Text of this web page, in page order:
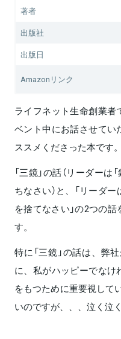
著者
出版社
出版日
Amazonリンク
ライフネット生命創業者
ベント中にお話させてい
ススメくださった本です。
「三鏡」の話（リーダーは
ちなさい）と、「リーダ
を捨てなさい」の2つの
す。
特に「三鏡」の話は、弊
に、私がハッピーでな
をもつために重要視して
いのですが、、、泣く泣